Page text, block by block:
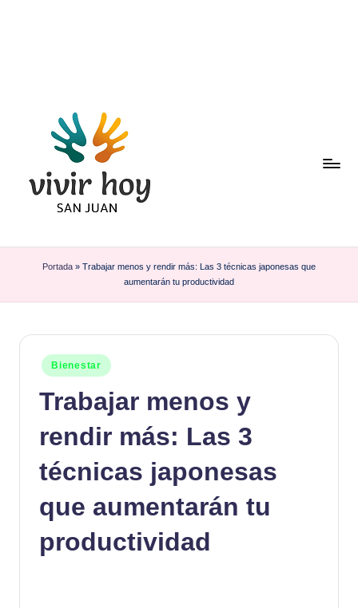
Saltar
contenido
Portada » Trabajar menos y rendir más: Las 3 técnicas japonesas que
aumentarán tu productividad
Publicado
en
Bienestar
Trabajar menos y
rendir más: Las 3
técnicas japonesas
que aumentarán tu
productividad